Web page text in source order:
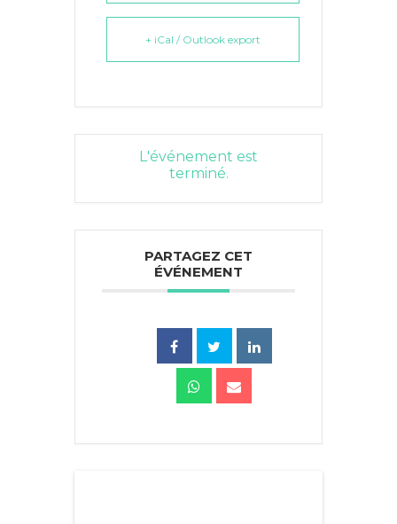
+ iCal / Outlook export
L'événement est
terminé.
PARTAGEZ CET
ÉVÉNEMENT